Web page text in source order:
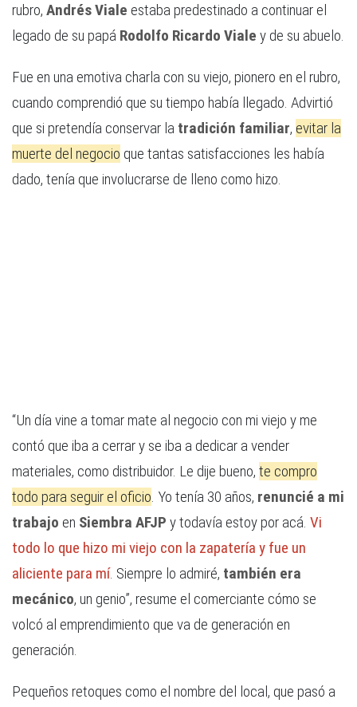
rubro, Andrés Viale estaba predestinado a continuar el
legado de su papá Rodolfo Ricardo Viale y de su abuelo.
Fue en una emotiva charla con su viejo, pionero en el rubro,
cuando comprendió que su tiempo había llegado. Advirtió
que si pretendía conservar la tradición familiar, evitar la
muerte del negocio que tantas satisfacciones les había
dado, tenía que involucrarse de lleno como hizo.
“Un día vine a tomar mate al negocio con mi viejo y me
contó que iba a cerrar y se iba a dedicar a vender
materiales, como distribuidor. Le dije bueno, te compro
todo para seguir el oficio. Yo tenía 30 años, renuncié a mi
trabajo en Siembra AFJP y todavía estoy por acá. Vi
todo lo que hizo mi viejo con la zapatería y fue un
aliciente para mí. Siempre lo admiré, también era
mecánico, un genio”, resume el comerciante cómo se
volcó al emprendimiento que va de generación en
generación.
Pequeños retoques como el nombre del local, que pasó a